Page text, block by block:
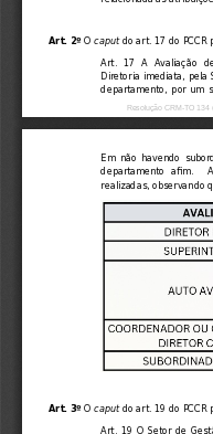
Art. 2º O caput do art. 17 do PCCR
Art.  17  A  Avaliação
Diretoria imediata, pela
departamento, por um
Resolução CRM-TO 134
Em  não  havendo
departamento  afim.
realizadas, observando
Art. 3º O caput do art. 19 do PCCR
Art. 19 O Setor de